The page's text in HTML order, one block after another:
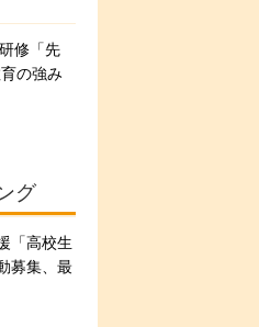
修「先
の強み
グ
「高校生
募集、最